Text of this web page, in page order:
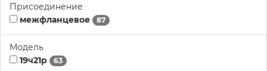
Присоединение
межфланцевое
87
Модель
19ч21р
63